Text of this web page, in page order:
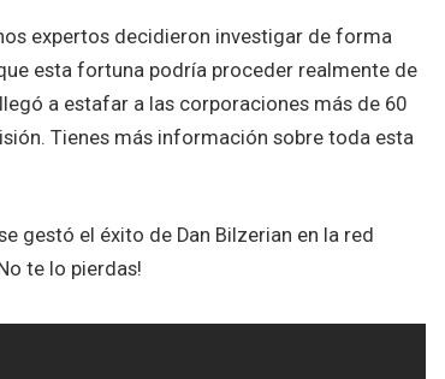
expertos decidieron investigar de forma
esta fortuna podría proceder realmente de
a estafar a las corporaciones más de 60
Tienes más información sobre toda esta
gestó el éxito de Dan Bilzerian en la red
te lo pierdas!